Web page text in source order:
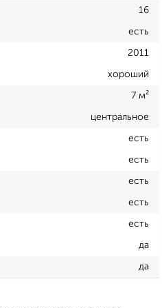
16
есть
2011
хороший
7 м²
центральное
есть
есть
есть
есть
есть
да
да